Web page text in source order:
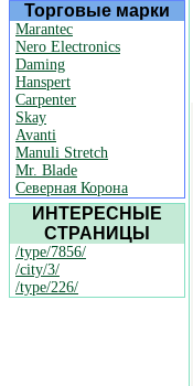
Торговые марки
Marantec
Nero Electronics
Daming
Hanspert
Carpenter
Skay
Avanti
Manuli Stretch
Mr. Blade
Северная Корона
ИНТЕРЕСНЫЕ
СТРАНИЦЫ
/type/7856/
/city/3/
/type/226/